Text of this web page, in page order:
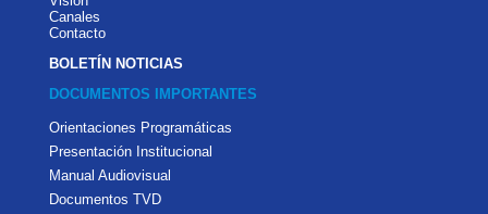
Canales
Contacto
BOLETÍN NOTICIAS
DOCUMENTOS IMPORTANTES
Orientaciones Programáticas
Presentación Institucional
Manual Audiovisual
Documentos TVD